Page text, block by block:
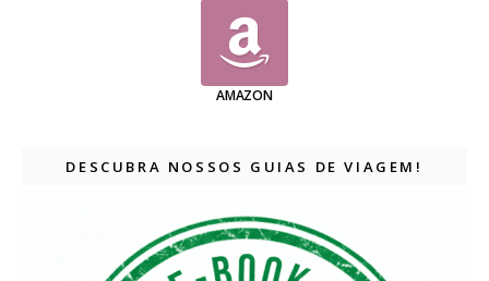
AMAZON
DESCUBRA NOSSOS GUIAS DE VIAGEM!